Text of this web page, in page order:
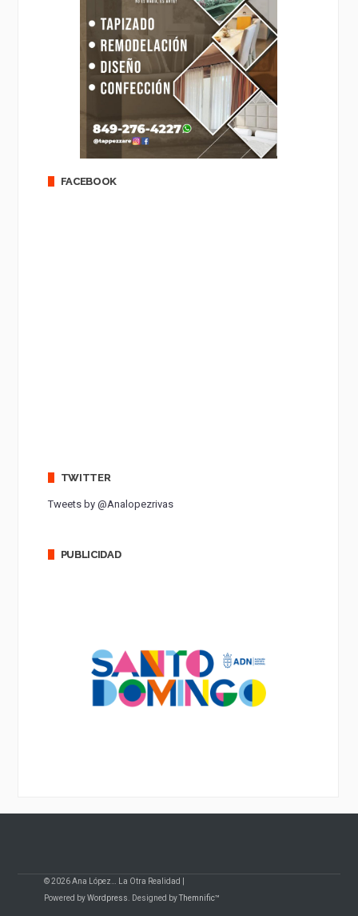
FACEBOOK
TWITTER
Tweets by @Analopezrivas
PUBLICIDAD
© 2026 Ana López… La Otra Realidad |
Powered byWordpress . Designed byThemnific™